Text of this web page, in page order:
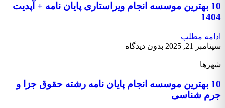
10 بهترین موسسه انجام ویراستاری پایان نامه + آپدیت
1404
ادامه مطلب
سپتامبر 21, 2025
بدون دیدگاه
شهرها
10 بهترین موسسه انجام پایان نامه رشته حقوق جزا و
جرم شناسی